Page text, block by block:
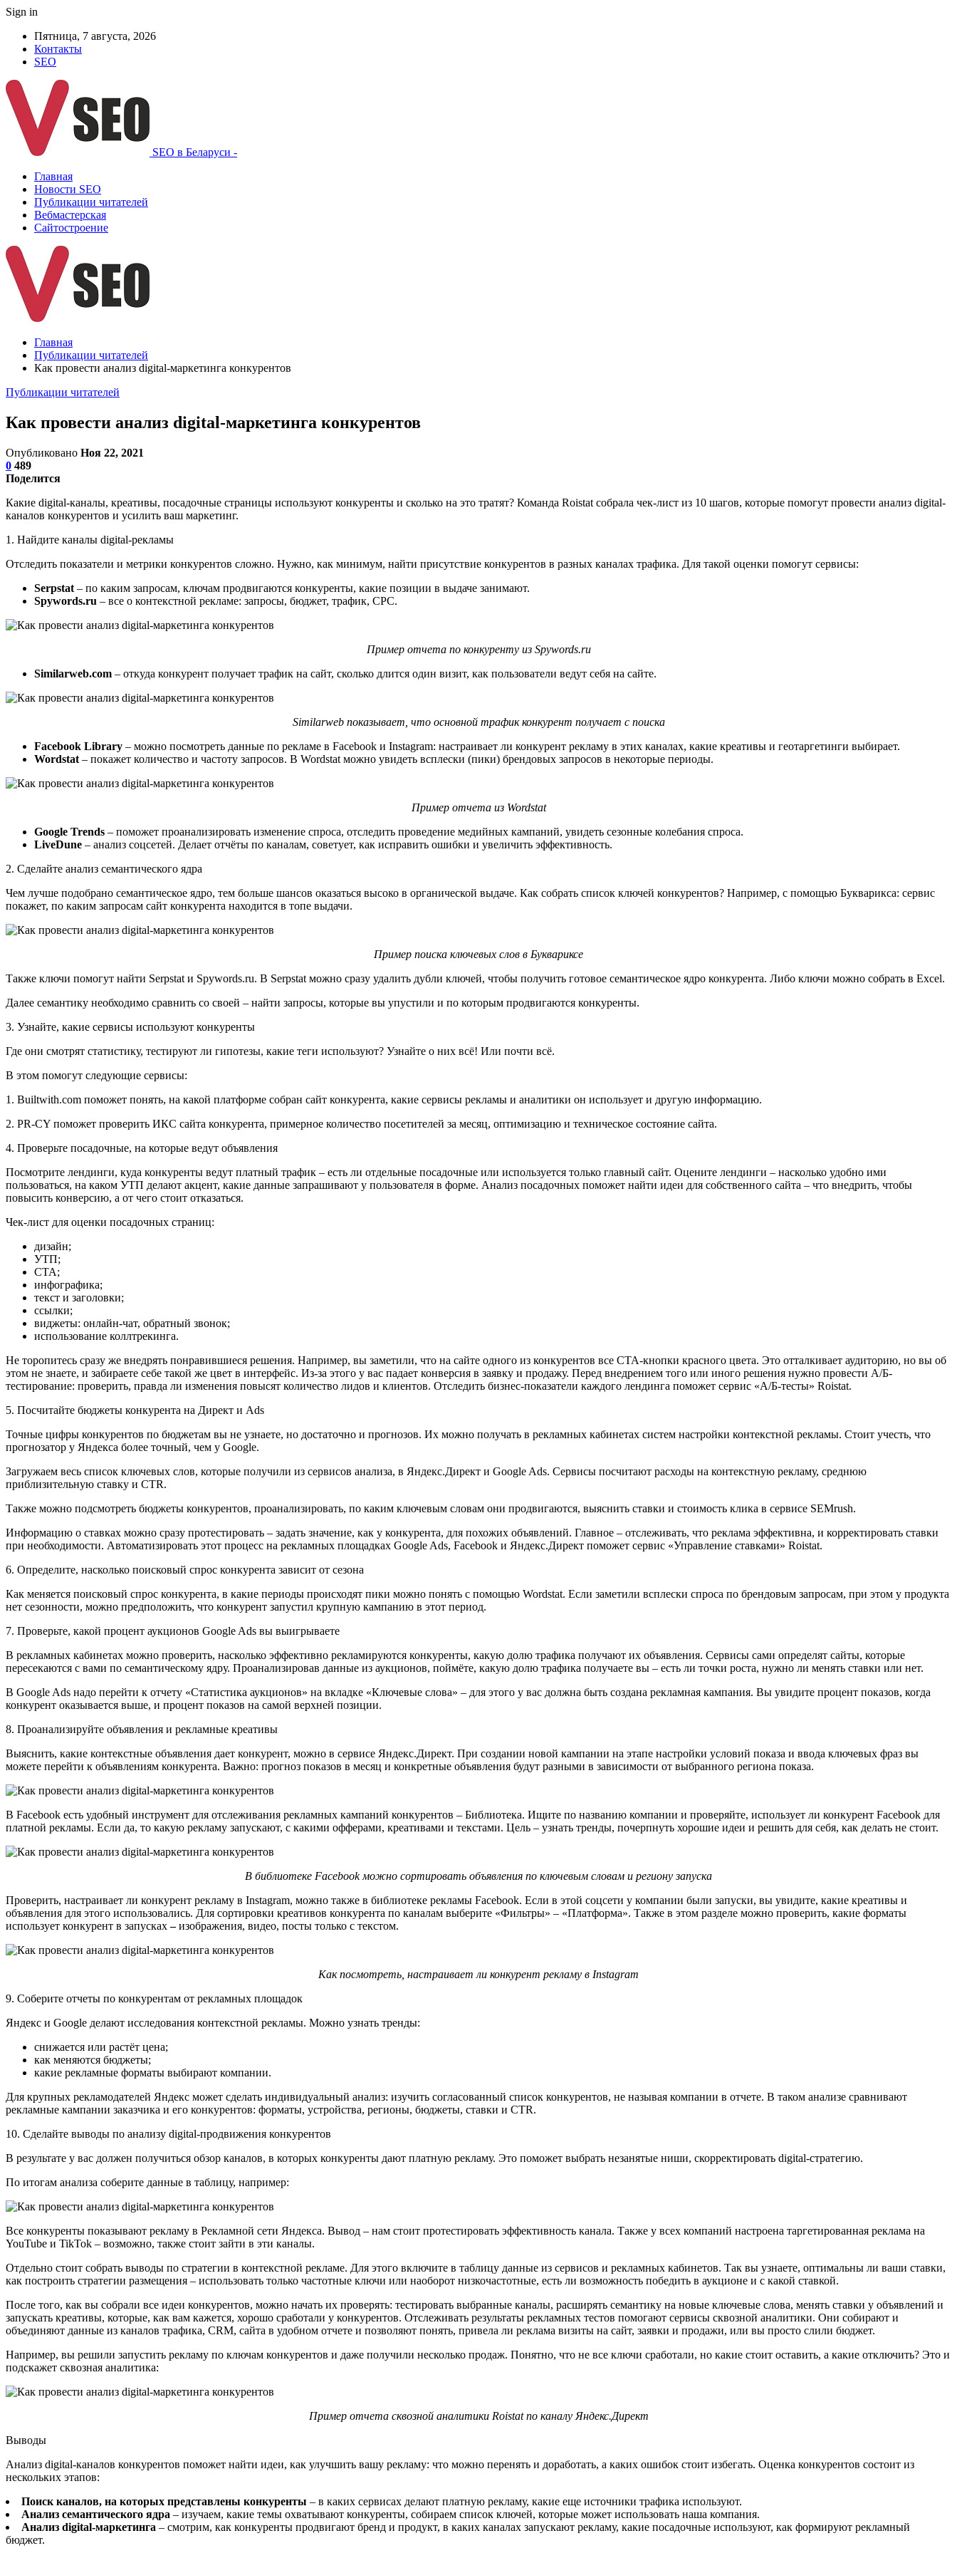
Sign in
Пятница, 7 августа, 2026
Контакты
SEO
SEO в Беларуси -
Главная
Новости SEO
Публикации читателей
Вебмастерская
Сайтостроение
Главная
Публикации читателей
Как провести анализ digital-маркетинга конкурентов
Публикации читателей
Как провести анализ digital-маркетинга конкурентов
Опубликовано Ноя 22, 2021
0 489
Поделится
Какие digital-каналы, креативы, посадочные страницы используют конкуренты и сколько на это тратят? Команда Roistat собрала чек-лист из 10 шагов, которые помогут провести анализ digital-
каналов конкурентов и усилить ваш маркетинг.
1. Найдите каналы digital-рекламы
Отследить показатели и метрики конкурентов сложно. Нужно, как минимум, найти присутствие конкурентов в разных каналах трафика. Для такой оценки помогут сервисы:
Serpstat – по каким запросам, ключам продвигаются конкуренты, какие позиции в выдаче занимают.
Spywords.ru – все о контекстной рекламе: запросы, бюджет, трафик, СРС.
Пример отчета по конкуренту из Spywords.ru
Similarweb.com – откуда конкурент получает трафик на сайт, сколько длится один визит, как пользователи ведут себя на сайте.
Similarweb показывает, что основной трафик конкурент получает с поиска
Facebook Library – можно посмотреть данные по рекламе в Facebook и Instagram: настраивает ли конкурент рекламу в этих каналах, какие креативы и геотаргетинги выбирает.
Wordstat – покажет количество и частоту запросов. В Wordstat можно увидеть всплески (пики) брендовых запросов в некоторые периоды.
Пример отчета из Wordstat
Google Trends – поможет проанализировать изменение спроса, отследить проведение медийных кампаний, увидеть сезонные колебания спроса.
LiveDune – анализ соцсетей. Делает отчёты по каналам, советует, как исправить ошибки и увеличить эффективность.
2. Сделайте анализ семантического ядра
Чем лучше подобрано семантическое ядро, тем больше шансов оказаться высоко в органической выдаче. Как собрать список ключей конкурентов? Например, с помощью Букварикса: сервис
покажет, по каким запросам сайт конкурента находится в топе выдачи.
Пример поиска ключевых слов в Буквариксе
Также ключи помогут найти Serpstat и Spywords.ru. В Serpstat можно сразу удалить дубли ключей, чтобы получить готовое семантическое ядро конкурента. Либо ключи можно собрать в Excel.
Далее семантику необходимо сравнить со своей – найти запросы, которые вы упустили и по которым продвигаются конкуренты.
3. Узнайте, какие сервисы используют конкуренты
Где они смотрят статистику, тестируют ли гипотезы, какие теги используют? Узнайте о них всё! Или почти всё.
В этом помогут следующие сервисы:
1. Builtwith.com поможет понять, на какой платформе собран сайт конкурента, какие сервисы рекламы и аналитики он использует и другую информацию.
2. PR-CY поможет проверить ИКС сайта конкурента, примерное количество посетителей за месяц, оптимизацию и техническое состояние сайта.
4. Проверьте посадочные, на которые ведут объявления
Посмотрите лендинги, куда конкуренты ведут платный трафик – есть ли отдельные посадочные или используется только главный сайт. Оцените лендинги – насколько удобно ими
пользоваться, на каком УТП делают акцент, какие данные запрашивают у пользователя в форме. Анализ посадочных поможет найти идеи для собственного сайта – что внедрить, чтобы
повысить конверсию, а от чего стоит отказаться.
Чек-лист для оценки посадочных страниц:
дизайн;
УТП;
СТА;
инфографика;
текст и заголовки;
ссылки;
виджеты: онлайн-чат, обратный звонок;
использование коллтрекинга.
Не торопитесь сразу же внедрять понравившиеся решения. Например, вы заметили, что на сайте одного из конкурентов все CTA-кнопки красного цвета. Это отталкивает аудиторию, но вы об
этом не знаете, и забираете себе такой же цвет в интерфейс. Из-за этого у вас падает конверсия в заявку и продажу. Перед внедрением того или иного решения нужно провести А/Б-
тестирование: проверить, правда ли изменения повысят количество лидов и клиентов. Отследить бизнес-показатели каждого лендинга поможет сервис «А/Б-тесты» Roistat.
5. Посчитайте бюджеты конкурента на Директ и Ads
Точные цифры конкурентов по бюджетам вы не узнаете, но достаточно и прогнозов. Их можно получать в рекламных кабинетах систем настройки контекстной рекламы. Стоит учесть, что
прогнозатор у Яндекса более точный, чем у Google.
Загружаем весь список ключевых слов, которые получили из сервисов анализа, в Яндекс.Директ и Google Ads. Сервисы посчитают расходы на контекстную рекламу, среднюю
приблизительную ставку и CTR.
Также можно подсмотреть бюджеты конкурентов, проанализировать, по каким ключевым словам они продвигаются, выяснить ставки и стоимость клика в сервисе SEMrush.
Информацию о ставках можно сразу протестировать – задать значение, как у конкурента, для похожих объявлений. Главное – отслеживать, что реклама эффективна, и корректировать ставки
при необходимости. Автоматизировать этот процесс на рекламных площадках Google Ads, Facebook и Яндекс.Директ поможет сервис «Управление ставками» Roistat.
6. Определите, насколько поисковый спрос конкурента зависит от сезона
Как меняется поисковый спрос конкурента, в какие периоды происходят пики можно понять с помощью Wordstat. Если заметили всплески спроса по брендовым запросам, при этом у продукта
нет сезонности, можно предположить, что конкурент запустил крупную кампанию в этот период.
7. Проверьте, какой процент аукционов Google Ads вы выигрываете
В рекламных кабинетах можно проверить, насколько эффективно рекламируются конкуренты, какую долю трафика получают их объявления. Сервисы сами определят сайты, которые
пересекаются с вами по семантическому ядру. Проанализировав данные из аукционов, поймёте, какую долю трафика получаете вы – есть ли точки роста, нужно ли менять ставки или нет.
В Google Ads надо перейти к отчету «Статистика аукционов» на вкладке «Ключевые слова» – для этого у вас должна быть создана рекламная кампания. Вы увидите процент показов, когда
конкурент оказывается выше, и процент показов на самой верхней позиции.
8. Проанализируйте объявления и рекламные креативы
Выяснить, какие контекстные объявления дает конкурент, можно в сервисе Яндекс.Директ. При создании новой кампании на этапе настройки условий показа и ввода ключевых фраз вы
можете перейти к объявлениям конкурента. Важно: прогноз показов в месяц и конкретные объявления будут разными в зависимости от выбранного региона показа.
В Facebook есть удобный инструмент для отслеживания рекламных кампаний конкурентов – Библиотека. Ищите по названию компании и проверяйте, использует ли конкурент Facebook для
платной рекламы. Если да, то какую рекламу запускают, с какими офферами, креативами и текстами. Цель – узнать тренды, почерпнуть хорошие идеи и решить для себя, как делать не стоит.
В библиотеке Facebook можно сортировать объявления по ключевым словам и региону запуска
Проверить, настраивает ли конкурент рекламу в Instagram, можно также в библиотеке рекламы Facebook. Если в этой соцсети у компании были запуски, вы увидите, какие креативы и
объявления для этого использовались. Для сортировки креативов конкурента по каналам выберите «Фильтры» – «Платформа». Также в этом разделе можно проверить, какие форматы
использует конкурент в запусках–изображения, видео, посты только с текстом.
Как посмотреть, настраивает ли конкурент рекламу в Instagram
9. Соберите отчеты по конкурентам от рекламных площадок
Яндекс и Google делают исследования контекстной рекламы. Можно узнать тренды:
снижается или растёт цена;
как меняются бюджеты;
какие рекламные форматы выбирают компании.
Для крупных рекламодателей Яндекс может сделать индивидуальный анализ: изучить согласованный список конкурентов, не называя компании в отчете. В таком анализе сравнивают
рекламные кампании заказчика и его конкурентов: форматы, устройства, регионы, бюджеты, ставки и CTR.
10. Сделайте выводы по анализу digital-продвижения конкурентов
В результате у вас должен получиться обзор каналов, в которых конкуренты дают платную рекламу. Это поможет выбрать незанятые ниши, скорректировать digital-стратегию.
По итогам анализа соберите данные в таблицу, например:
Все конкуренты показывают рекламу в Рекламной сети Яндекса. Вывод – нам стоит протестировать эффективность канала. Также у всех компаний настроена таргетированная реклама на
YouTube и TikTok – возможно, также стоит зайти в эти каналы.
Отдельно стоит собрать выводы по стратегии в контекстной рекламе. Для этого включите в таблицу данные из сервисов и рекламных кабинетов. Так вы узнаете, оптимальны ли ваши ставки,
как построить стратегии размещения – использовать только частотные ключи или наоборот низкочастотные, есть ли возможность победить в аукционе и с какой ставкой.
После того, как вы собрали все идеи конкурентов, можно начать их проверять: тестировать выбранные каналы, расширять семантику на новые ключевые слова, менять ставки у объявлений и
запускать креативы, которые, как вам кажется, хорошо сработали у конкурентов. Отслеживать результаты рекламных тестов помогают сервисы сквозной аналитики. Они собирают и
объединяют данные из каналов трафика, CRM, сайта в удобном отчете и позволяют понять, привела ли реклама визиты на сайт, заявки и продажи, или вы просто слили бюджет.
Например, вы решили запустить рекламу по ключам конкурентов и даже получили несколько продаж. Понятно, что не все ключи сработали, но какие стоит оставить, а какие отключить? Это и
подскажет сквозная аналитика:
Пример отчета сквозной аналитики Roistat по каналу Яндекс.Директ
Выводы
Анализ digital-каналов конкурентов поможет найти идеи, как улучшить вашу рекламу: что можно перенять и доработать, а каких ошибок стоит избегать. Оценка конкурентов состоит из
нескольких этапов:
Поиск каналов, на которых представлены конкуренты – в каких сервисах делают платную рекламу, какие еще источники трафика используют.
Анализ семантического ядра – изучаем, какие темы охватывают конкуренты, собираем список ключей, которые может использовать наша компания.
Анализ digital-маркетинга – смотрим, как конкуренты продвигают бренд и продукт, в каких каналах запускают рекламу, какие посадочные используют, как формируют рекламный
бюджет.